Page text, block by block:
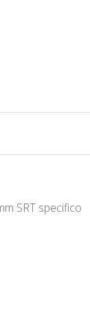
SRT specifico